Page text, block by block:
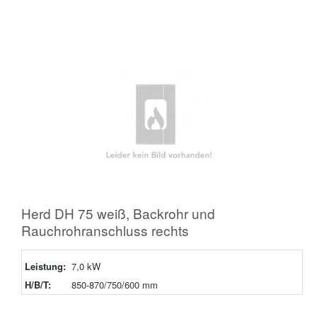
Herd DH 75 weiß, Backrohr und
Rauchrohranschluss rechts
Leistung: 7,0 kW
H/B/T:
850-870/750/600 mm